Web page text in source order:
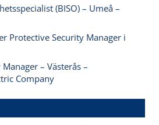
(BISO) – Umeå –
Protective Security Manager i
– Västerås –
Company